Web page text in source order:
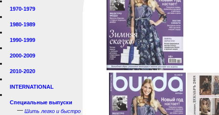
1970-1979
1980-1989
1990-1999
2000-2009
2010-2020
INTERNATIONAL
Специальные выпуски
— Шить легко и быстро